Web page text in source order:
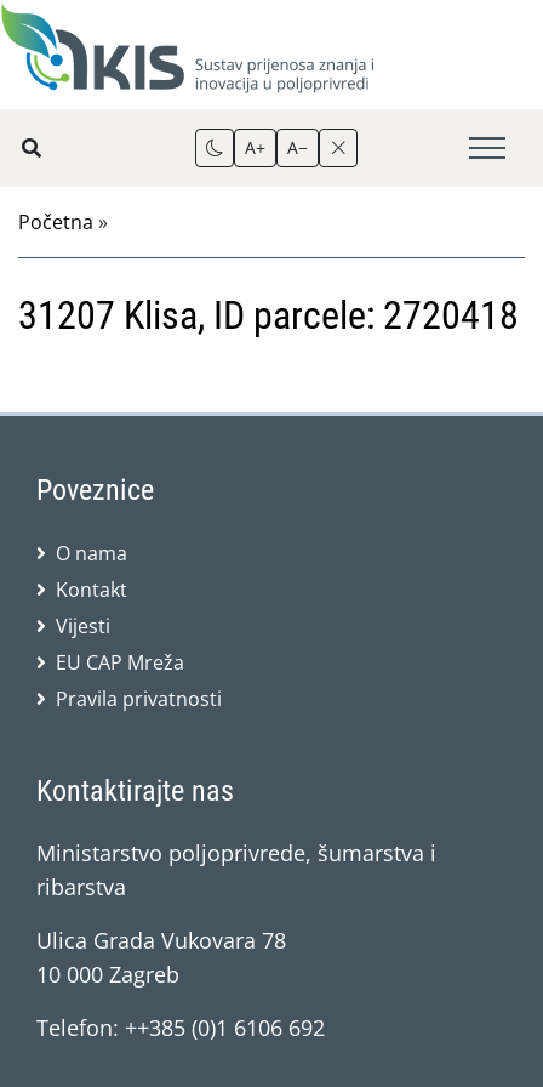
A+ A−
Početna »
31207 Klisa, ID parcele: 2720418
Poveznice
O nama
Kontakt
Vijesti
EU CAP Mreža
Pravila privatnosti
Kontaktirajte nas
Ministarstvo poljoprivrede, šumarstva i
ribarstva
Ulica Grada Vukovara 78
10 000 Zagreb
Telefon: ++385 (0)1 6106 692